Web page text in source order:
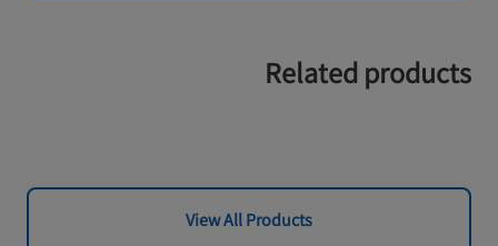
Related products
View All Products